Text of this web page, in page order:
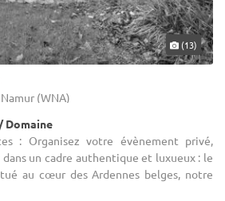
(13)
(WNA)
Domaine
: Organisez votre évènement privé,
un cadre authentique et luxueux : le
au cœur des Ardennes belges, notre